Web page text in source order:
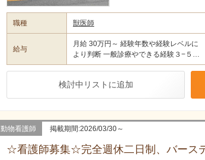
職種 獣医師
給与
月給 30万円～ 経験年数や経験レベルに
より判断 一般診療やできる経験３−５…
検討中リストに追加
動物看護師 掲載期間:2026/03/30～
☆看護師募集☆完全週休二日制、バース